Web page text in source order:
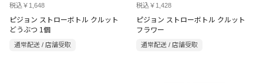
税込￥1,648
ピジョン ストローボトル クルット
どうぶつ 1個
通常配送 / 店舗受取
税込￥1,428
ピジョン ストローボトル クルット
フラワー
通常配送 / 店舗受取